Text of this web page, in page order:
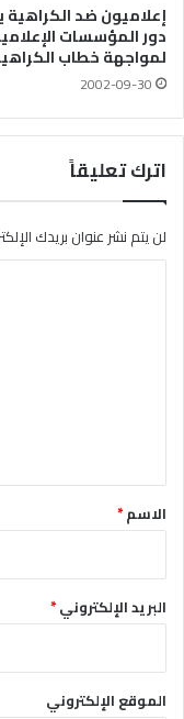
إعلاميون ضد
دور المؤسسات
لمواجهة خطاب
2002-09-30
اترك تعليقاً
لن يتم نشر عنوان بريدك
*الاسم*
البريد الإلكتروني*
الموقع الإلكتروني